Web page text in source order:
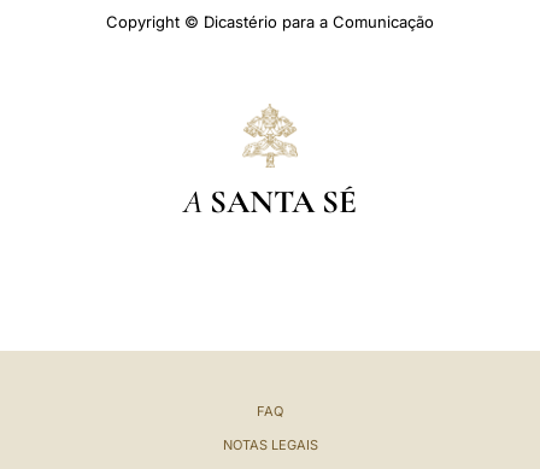
Copyright © Dicastério para a Comunicação
A SANTA SÉ
FAQ
NOTAS LEGAIS